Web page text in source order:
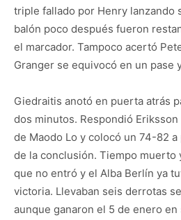
triple fallado por Henry lanzando
balón poco después fueron
el marcador. Tampoco acertó
Granger se equivocó en un pase
Giedraitis anotó en puerta atrás
dos minutos. Respondió
de Maodo Lo y colocó un 74-82
de la conclusión. Tiempo muerto
que no entró y el Alba Berlín ya
victoria. Llevaban seis derrotas
aunque ganaron el 5 de enero